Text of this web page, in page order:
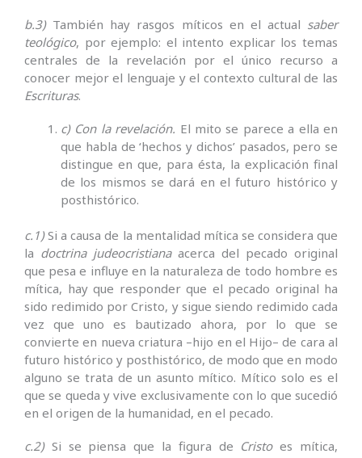
b.3)También hay rasgos míticos en el actual saber
teológico, por ejemplo: el intento explicar los temas
centrales de la revelación por el único recurso a
conocer mejor el lenguaje y el contexto cultural de las
Escrituras.
c) Con la revelación. El mito se parece a ella en
que habla de ‘hechos y dichos’ pasados, pero se
distingue en que, para ésta, la explicación final
de los mismos se dará en el futuro histórico y
posthistórico.
c.1)Si a causa de la mentalidad mítica se considera que
la doctrina judeocristianaacerca del pecado original
que pesa e influye en la naturaleza de todo hombre es
mítica, hay que responder que el pecado original ha
sido redimido por Cristo, y sigue siendo redimido cada
vez que uno es bautizado ahora, por lo que se
convierte en nueva criatura –hijo en el Hijo– de cara al
futuro histórico y posthistórico, de modo que en modo
alguno se trata de un asunto mítico. Mítico solo es el
que se queda y vive exclusivamente con lo que sucedió
en el origen de la humanidad, en el pecado.
c.2)Si se piensa que la figura de Cristoes mítica,